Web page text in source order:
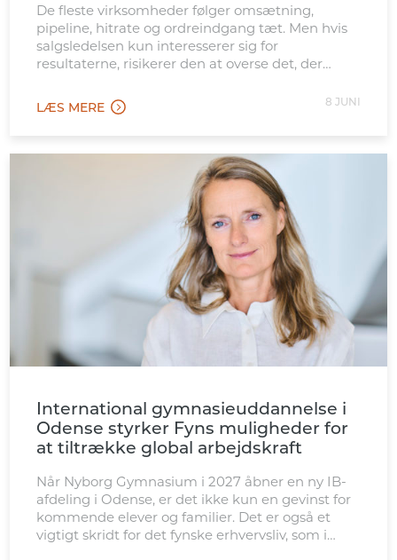
De fleste virksomheder følger omsætning,
pipeline, hitrate og ordreindgang tæt. Men hvis
salgsledelsen kun interesserer sig for
resultaterne, risikerer den at overse det, der
LÆS MERE 8 JUNI
International gymnasieuddannelse i
Odense styrker Fyns muligheder for
at tiltrække global arbejdskraft
Når Nyborg Gymnasium i 2027 åbner en ny IB-
afdeling i Odense, er det ikke kun en gevinst for
kommende elever og familier. Det er også et
vigtigt skridt for det fynske erhvervsliv, som i